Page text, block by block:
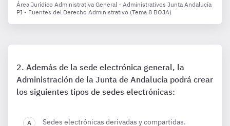
Área Jurídico Administrativa General - Administrativos Junta Andalucía
PI - Fuentes del Derecho Administrativo (Tema 8 BOJA)
Además de la sede electrónica general, la
Administración de la Junta de Andalucía podrá crear
los siguientes tipos de sedes electrónicas:
Sedes electrónicas derivadas y compartidas.